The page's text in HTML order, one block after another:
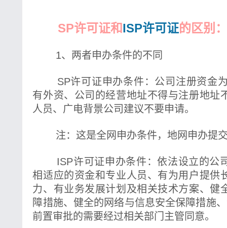
SP许可证和ISP许可证的区别
1、两者申办条件的不同
SP许可证申办条件：公司注册资金为
有外资、公司的经营地址不得与注册地址
人员、广电背景公司建议不要申请。
注：这是全网申办条件，地网申办提
ISP许可证申办条件：依法设立的公
相适应的资金和专业人员、有为用户提供
力、有业务发展计划及相关技术方案、健
障措施、健全的网络与信息安全保障措施
前置审批的需要经过相关部门主管同意。